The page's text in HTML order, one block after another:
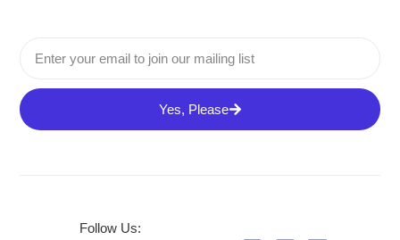
Yes, Please
Follow Us: